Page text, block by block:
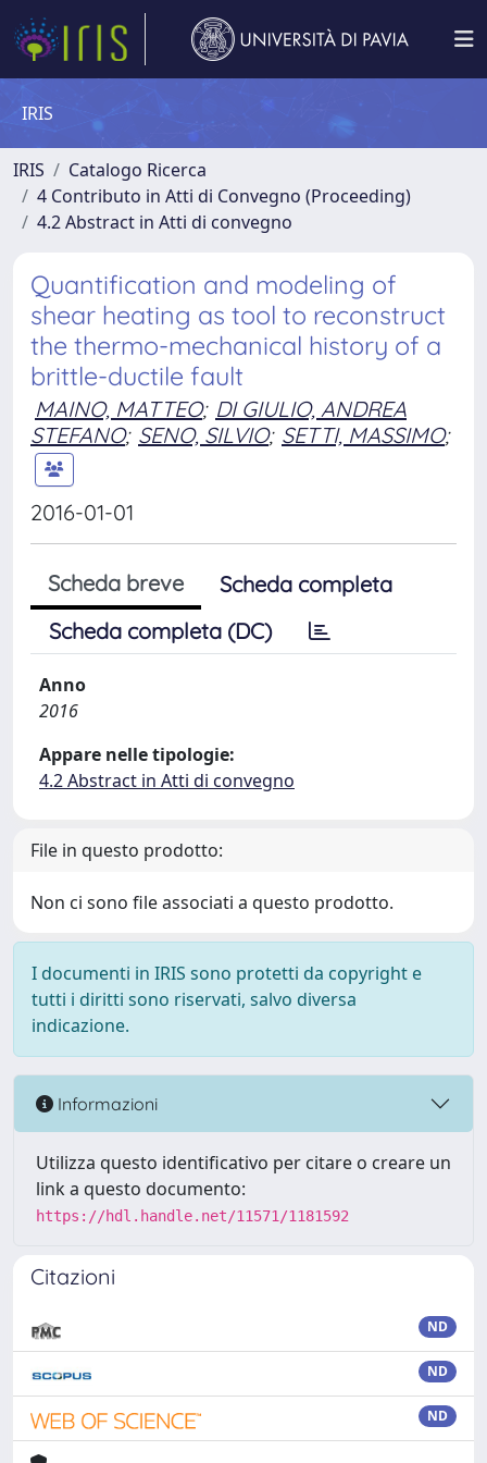
IRIS
IRIS
Catalogo Ricerca
4 Contributo in Atti di Convegno (Proceeding)
4.2 Abstract in Atti di convegno
Quantification and modeling of
shear heating as tool to reconstruct
the thermo-mechanical history of a
brittle-ductile fault
MAINO, MATTEO; DI GIULIO, ANDREA
STEFANO; SENO, SILVIO; SETTI, MASSIMO;
2016-01-01
Scheda breve
Scheda completa
Scheda completa (DC)
Anno
2016
Appare nelle tipologie:
4.2 Abstract in Atti di convegno
File in questo prodotto:
Non ci sono file associati a questo prodotto.
I documenti in IRIS sono protetti da copyright e
tutti i diritti sono riservati, salvo diversa
indicazione.
Informazioni
Utilizza questo identificativo per citare o creare un
link a questo documento:
https://hdl.handle.net/11571/1181592
Citazioni
ND
ND
ND